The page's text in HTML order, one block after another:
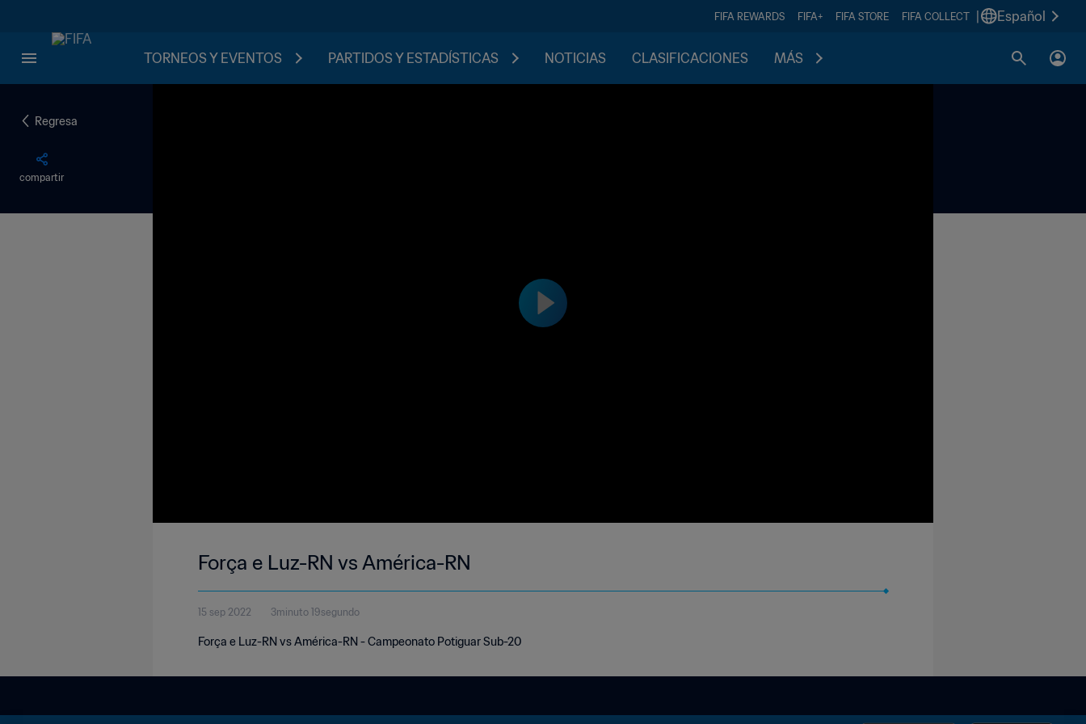
FIFA REWARDS FIFA+ FIFA STORE FIFA COLLECT Español
TORNEOS Y EVENTOS PARTIDOS Y ESTADÍSTICAS NOTICIAS CLASIFICACIONES MÁS
Regresa
compartir
Força e Luz-RN vs América-RN
15 sep 2022 3minuto 19segundo
Força e Luz-RN vs América-RN - Campeonato Potiguar Sub-20